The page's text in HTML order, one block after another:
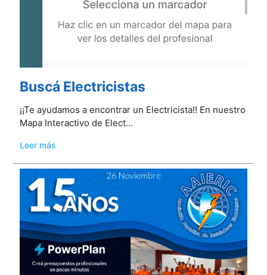
Buscá Electricistas
¡¡Te ayudamos a encontrar un Electricista!! En nuestro
Mapa Interactivo de Elect...
Leer más